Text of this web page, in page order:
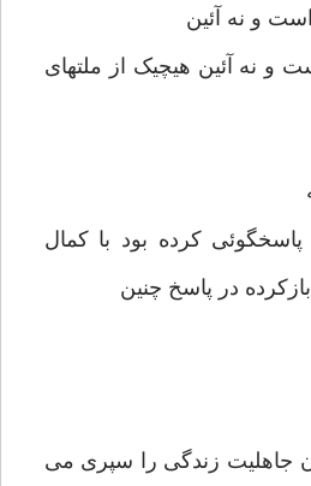
و نه آئین
و نه آئین هیچیک از ملتهای
پاسخگوئی کرده بود با کمال
در پاسخ چنین
جاهلیت زندگی را سپری می